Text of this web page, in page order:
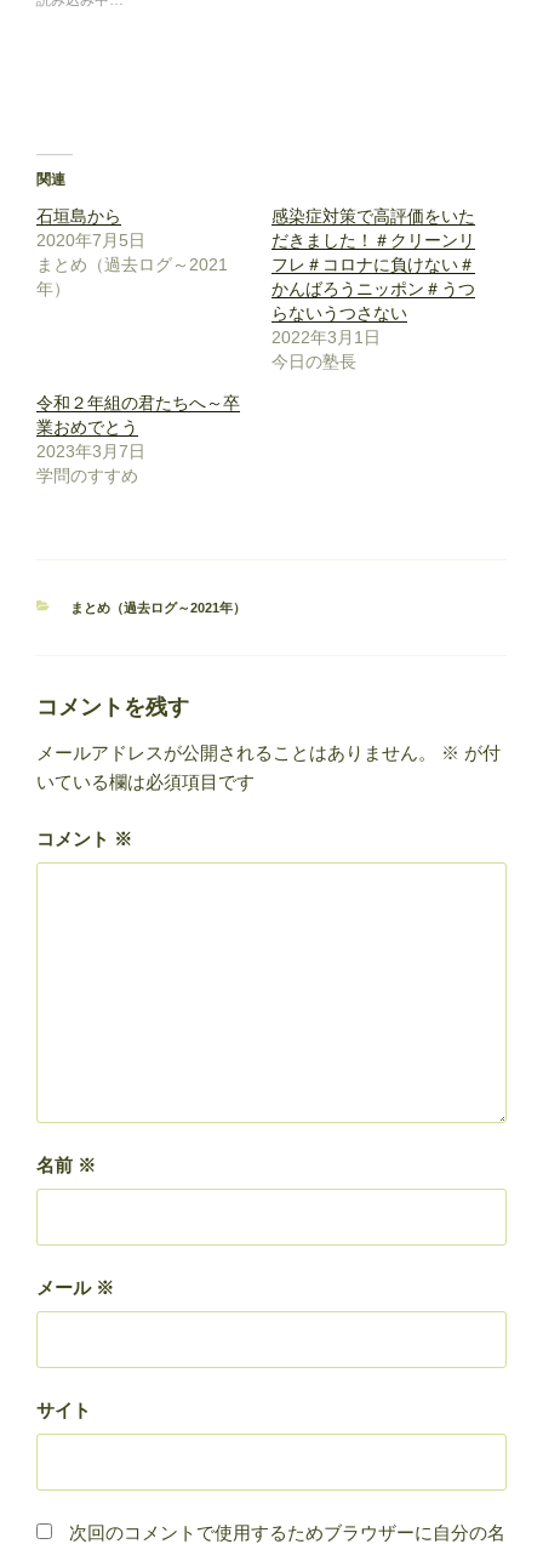
関連
石垣島から
2020年7月5日
まとめ（過去ログ～2021
年）
感染症対策で高評価をいた
だきました！＃クリーンリ
フレ＃コロナに負けない＃
かんばろうニッポン＃うつ
らないうつさない
2022年3月1日
今日の塾長
令和２年組の君たちへ～卒
業おめでとう
2023年3月7日
学問のすすめ
カ
まとめ（過去ログ～2021年）
コメントを残す
メールアドレスが公開されることはありません。 ※ が付
いている欄は必須項目です
コメント ※
名前 ※
メール ※
サイト
次回のコメントで使用するためブラウザーに自分の名